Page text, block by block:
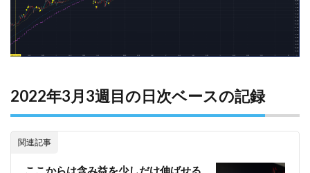
2022年3月3週目の日次ベースの記録
関連記事
ここからは含み益を少しだけ伸ばせる